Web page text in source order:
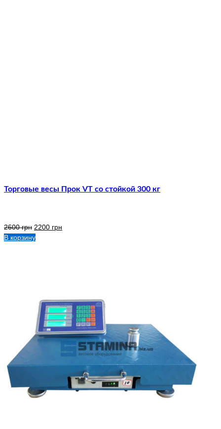
Торговые весы Прок VT со стойкой 300 кг
2600грн 2200 грн
В корзину